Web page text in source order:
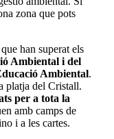
zona que pots
han superat els
Ambiental i del
Ambiental.
platja del Cristall.
per a tota la
amb camps de
i a les cartes.